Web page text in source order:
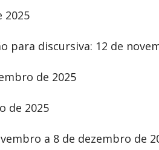
2025
para discursiva: 12 de
de 2025
de 2025
a 8 de dezembro de